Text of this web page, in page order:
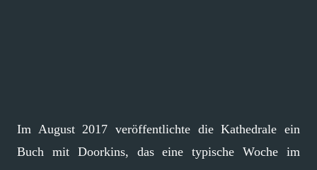
Im August 2017 veröffentlichte die Kathedrale ein
Buch mit Doorkins, das eine typische Woche im